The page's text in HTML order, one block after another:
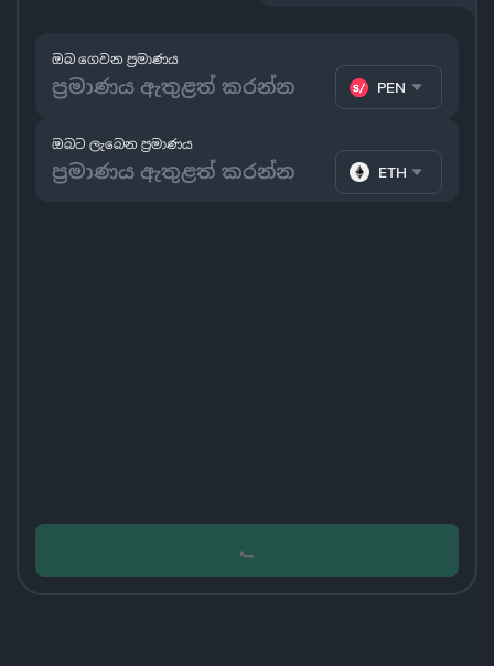
ඔබ ගෙවන ප්‍රමාණය
PEN
ඔබට ලැබෙන ප්‍රමාණය
ETH